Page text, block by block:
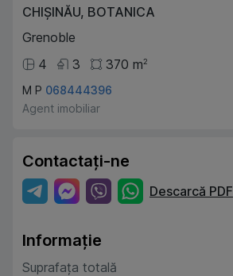
CHIȘINĂU, BOTANICA
Grenoble
4
3 370 m2
M P 068444396
Agent imobiliar
Contactați-ne
Descarcă PDF
Informație
Suprafața totală